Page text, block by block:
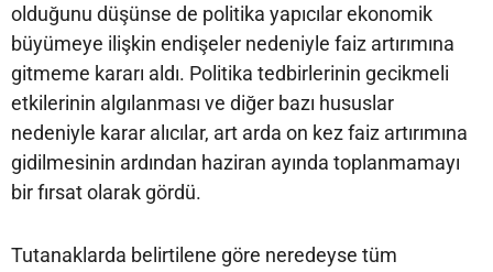
olduğunu düşünse de politika yapıcılar ekonomik
büyümeye ilişkin endişeler nedeniyle faiz artırımına
gitmeme kararı aldı. Politika tedbirlerinin gecikmeli
etkilerinin algılanması ve diğer bazı hususlar
nedeniyle karar alıcılar, art arda on kez faiz artırımına
gidilmesinin ardından haziran ayında toplanmamayı
bir fırsat olarak gördü.
Tutanaklarda belirtilene göre neredeyse tüm